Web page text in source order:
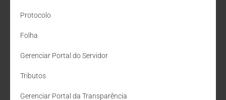
Protocolo
Folha
Gerenciar Portal do Servidor
Tributos
Gerenciar Portal da Transparência